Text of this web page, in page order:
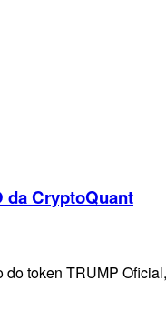
da CryptoQuant
do token TRUMP